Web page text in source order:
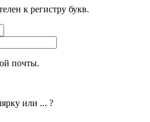
к регистру букв.
почты.
или ... ?